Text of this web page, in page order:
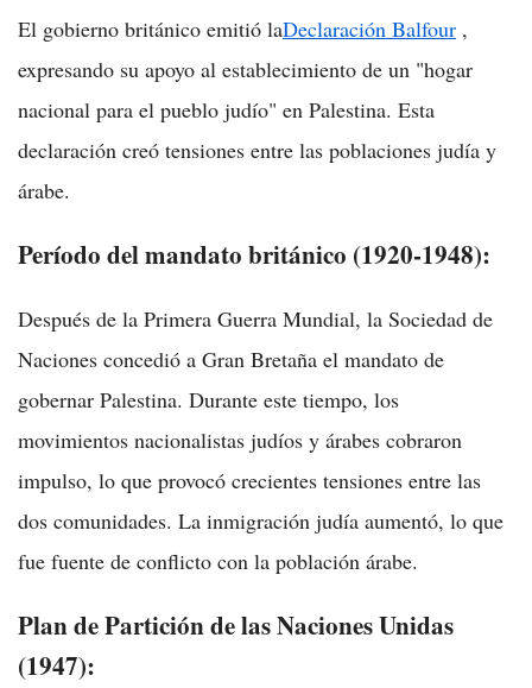
El gobierno británico emitió laDeclaración Balfour ,
expresando su apoyo al establecimiento de un "hogar
nacional para el pueblo judío" en Palestina. Esta
declaración creó tensiones entre las poblaciones judía y
árabe.
Período del mandato británico (1920-1948):
Después de la Primera Guerra Mundial, la Sociedad de
Naciones concedió a Gran Bretaña el mandato de
gobernar Palestina. Durante este tiempo, los
movimientos nacionalistas judíos y árabes cobraron
impulso, lo que provocó crecientes tensiones entre las
dos comunidades. La inmigración judía aumentó, lo que
fue fuente de conflicto con la población árabe.
Plan de Partición de las Naciones Unidas
(1947):